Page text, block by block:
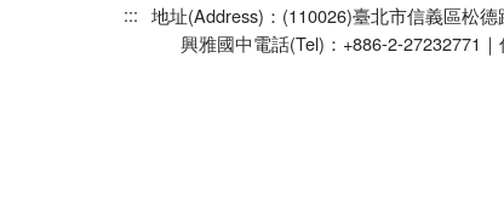
::: 地址(Address)：(110026)臺北市信義區松德
興雅國中電話(Tel)：+886-2-27232771